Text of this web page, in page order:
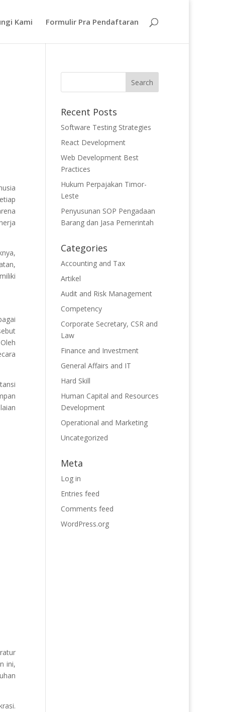
Kami Formulir Pra Pendaftaran
ini,
Recent Posts
Software Testing Strategies
React Development
Web Development Best
Practices
Hukum Perpajakan Timor-
Leste
Penyusunan SOP Pengadaan
Barang dan Jasa Pemerintah
Categories
Accounting and Tax
Artikel
Audit and Risk Management
Competency
Corporate Secretary, CSR and
Law
Finance and Investment
General Affairs and IT
Hard Skill
Human Capital and Resources
Development
Operational and Marketing
Uncategorized
Meta
Log in
Entries feed
Comments feed
WordPress.org